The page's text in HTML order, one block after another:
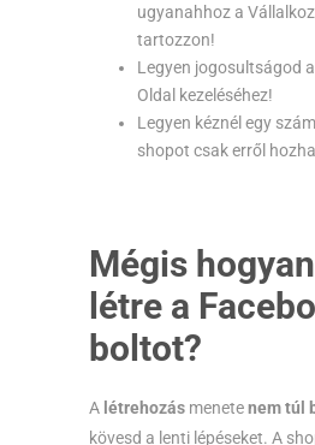
ugyanahhoz a
tartozzon!
Legyen jogosultságod
Oldal kezeléséhez!
Legyen kéznél egy
shopot csak erről
Mégis
létre a
boltot?
A létrehozás menetenem túl
kövesd a lenti lépéseket. A